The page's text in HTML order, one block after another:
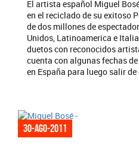
El artista español Miguel
en el reciclado de su exitoso
de dos millones de
Unidos, Latinoamerica e
duetos con reconocidos
cuenta con algunas fechas
en España para luego salir
30-ago-2011